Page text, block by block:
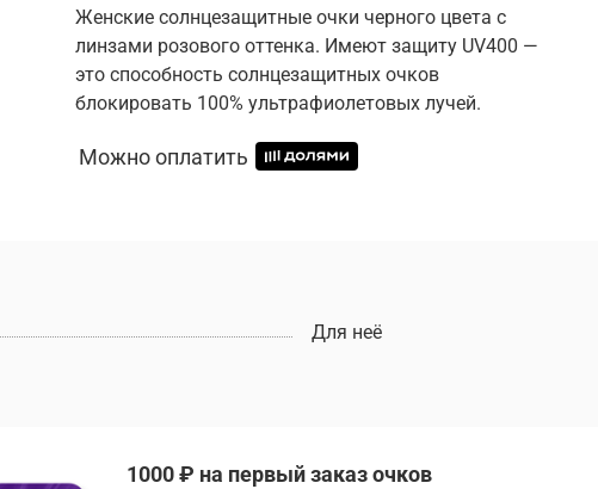
Женские солнцезащитные очки черного цвета с
линзами розового оттенка. Имеют защиту UV400 —
это способность солнцезащитных очков
блокировать 100% ультрафиолетовых лучей.
Можно оплатить
Для неё
1000 ₽ на первый заказ очков